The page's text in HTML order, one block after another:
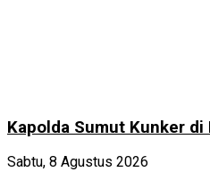
Kapolda Sumut Kunker
Sabtu, 8 Agustus 2026